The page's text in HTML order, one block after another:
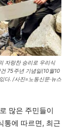
자랑찬 승리로 우리식
75주년 기념일(10월10
다. /사진=노동신문·뉴스
많은 주민들이
통에 따르면, 최근